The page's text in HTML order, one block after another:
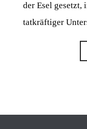
der Esel gesetzt,
tatkräftiger